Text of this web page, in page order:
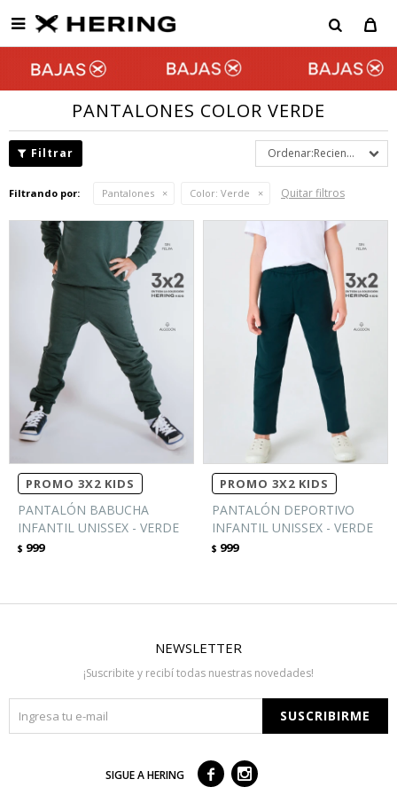

PANTALONES COLOR VERDE
Recientes
Filtrando por: Pantalones Color: Verde Quitar filtros
PROMO 3X2 KIDS
PANTALÓN BABUCHA
INFANTIL UNISSEX - VERDE
$ 999
PROMO 3X2 KIDS
PANTALÓN DEPORTIVO
INFANTIL UNISSEX - VERDE
$ 999
NEWSLETTER
¡Suscribite y recibí todas nuestras novedades!
SUSCRIBIRME
SIGUE A HERING  